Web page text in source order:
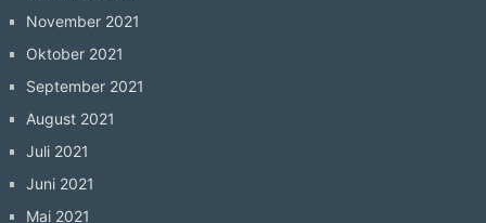
November 2021
Oktober 2021
September 2021
August 2021
Juli 2021
Juni 2021
Mai 2021